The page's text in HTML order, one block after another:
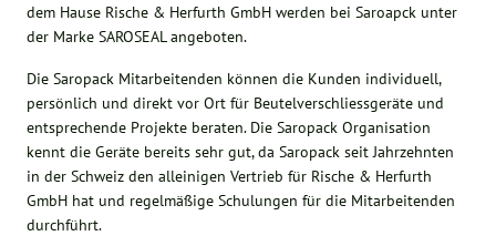
dem Hause Rische & Herfurth GmbH werden bei Saroapck unter
der Marke SAROSEAL angeboten.
Die Saropack Mitarbeitenden können die Kunden individuell,
persönlich und direkt vor Ort für Beutelverschliessgeräte und
entsprechende Projekte beraten. Die Saropack Organisation
kennt die Geräte bereits sehr gut, da Saropack seit Jahrzehnten
in der Schweiz den alleinigen Vertrieb für Rische & Herfurth
GmbH hat und regelmäßige Schulungen für die Mitarbeitenden
durchführt.